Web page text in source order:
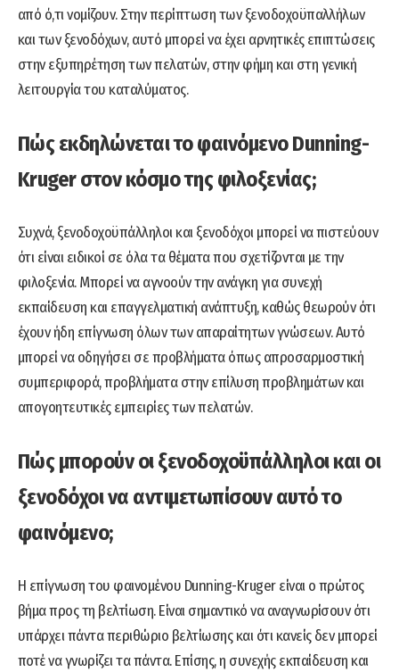
από ό,τι νομίζουν. Στην περίπτωση των ξενοδοχοϋπαλλήλων
και των ξενοδόχων, αυτό μπορεί να έχει αρνητικές επιπτώσεις
στην εξυπηρέτηση των πελατών, στην φήμη και στη γενική
λειτουργία του καταλύματος.
Πώς εκδηλώνεται το φαινόμενο Dunning-
Kruger στον κόσμο της φιλοξενίας;
Συχνά, ξενοδοχοϋπάλληλοι και ξενοδόχοι μπορεί να πιστεύουν
ότι είναι ειδικοί σε όλα τα θέματα που σχετίζονται με την
φιλοξενία. Μπορεί να αγνοούν την ανάγκη για συνεχή
εκπαίδευση και επαγγελματική ανάπτυξη, καθώς θεωρούν ότι
έχουν ήδη επίγνωση όλων των απαραίτητων γνώσεων. Αυτό
μπορεί να οδηγήσει σε προβλήματα όπως απροσαρμοστική
συμπεριφορά, προβλήματα στην επίλυση προβλημάτων και
απογοητευτικές εμπειρίες των πελατών.
Πώς μπορούν οι ξενοδοχοϋπάλληλοι και οι
ξενοδόχοι να αντιμετωπίσουν αυτό το
φαινόμενο;
Η επίγνωση του φαινομένου Dunning-Kruger είναι ο πρώτος
βήμα προς τη βελτίωση. Είναι σημαντικό να αναγνωρίσουν ότι
υπάρχει πάντα περιθώριο βελτίωσης και ότι κανείς δεν μπορεί
ποτέ να γνωρίζει τα πάντα. Επίσης, η συνεχής εκπαίδευση και